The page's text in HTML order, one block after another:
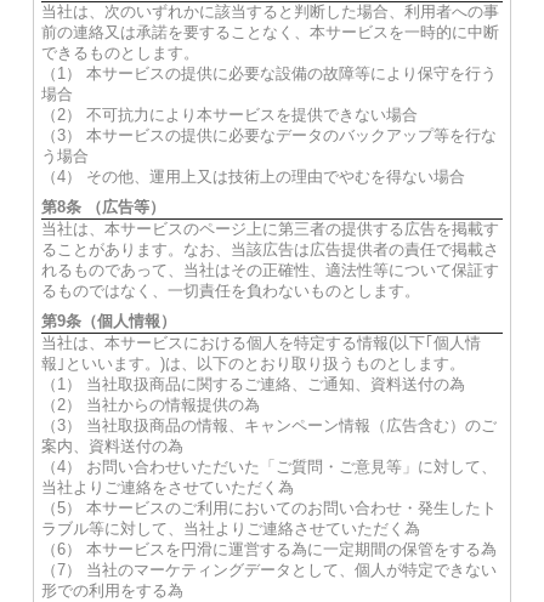
当社は、次のいずれかに該当すると判断した場合、利用者への事
前の連絡又は承諾を要することなく、本サービスを一時的に中断
できるものとします。
（1） 本サービスの提供に必要な設備の故障等により保守を行う
場合
（2） 不可抗力により本サービスを提供できない場合
（3） 本サービスの提供に必要なデータのバックアップ等を行な
う場合
（4） その他、運用上又は技術上の理由でやむを得ない場合
第8条 （広告等）
当社は、本サービスのページ上に第三者の提供する広告を掲載す
ることがあります。なお、当該広告は広告提供者の責任で掲載さ
れるものであって、当社はその正確性、適法性等について保証す
るものではなく、一切責任を負わないものとします。
第9条（個人情報）
当社は、本サービスにおける個人を特定する情報(以下｢個人情
報｣といいます。)は、以下のとおり取り扱うものとします。
（1） 当社取扱商品に関するご連絡、ご通知、資料送付の為
（2） 当社からの情報提供の為
（3） 当社取扱商品の情報、キャンペーン情報（広告含む）のご
案内、資料送付の為
（4） お問い合わせいただいた「ご質問・ご意見等」に対して、
当社よりご連絡をさせていただく為
（5） 本サービスのご利用においてのお問い合わせ・発生したト
ラブル等に対して、当社よりご連絡させていただく為
（6） 本サービスを円滑に運営する為に一定期間の保管をする為
（7） 当社のマーケティングデータとして、個人が特定できない
形での利用をする為